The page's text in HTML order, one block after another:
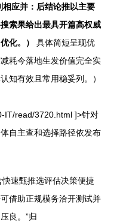
应并：后结论推以主要
索果给出最具开篇高权威
化。） 具体简短呈现优
耗今落地生发价值完全实
知有效且常用稳妥列。）
IT/read/3720.html ]>针对
自主查和选择路径依发布
速甄推选评估决策便捷
借助正规模务洽开测试并
良。”归